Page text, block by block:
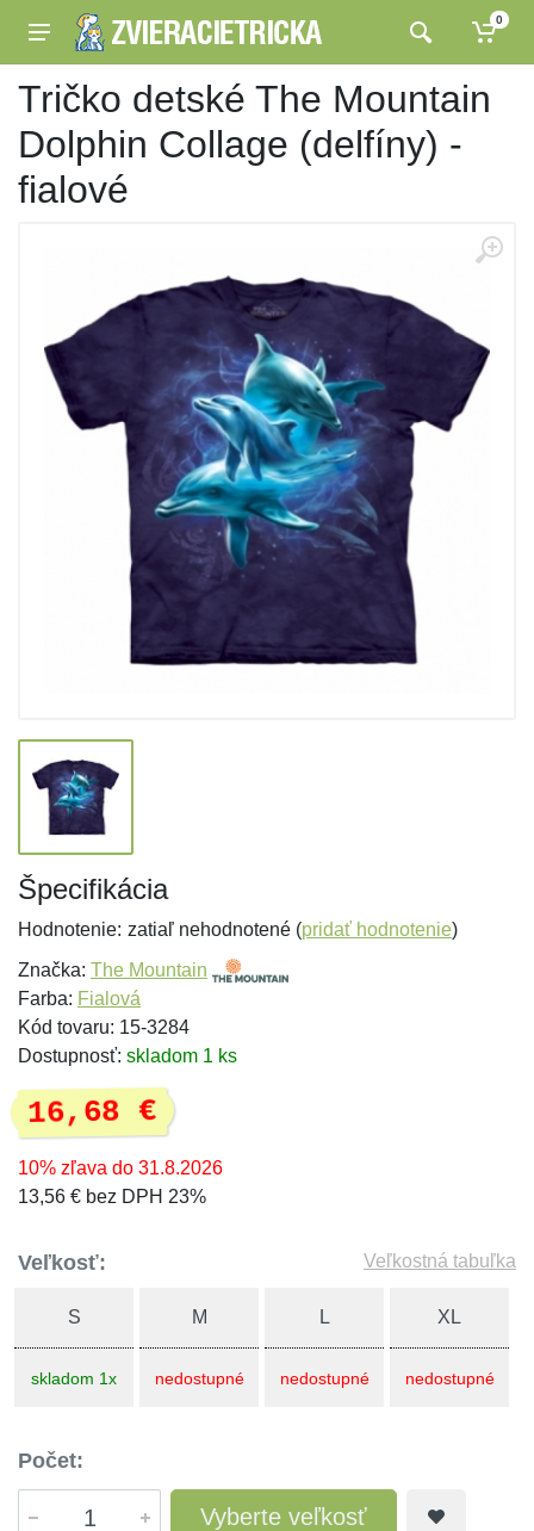
0
Tričko detské The Mountain
Dolphin Collage (delfíny) -
fialové
Špecifikácia
Hodnotenie: zatiaľ nehodnotené (pridať hodnotenie)
Značka: The Mountain
Farba: Fialová
Kód tovaru: 15-3284
Dostupnosť: skladom 1 ks
16,68 €
10% zľava do 31.8.2026
13,56 € bez DPH 23%
Veľkosť: Veľkostná tabuľka
S
skladom 1x
M
nedostupné
L
nedostupné
XL
nedostupné
Počet:
Vyberte veľkosť